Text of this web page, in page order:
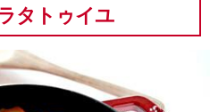
タトゥイユ